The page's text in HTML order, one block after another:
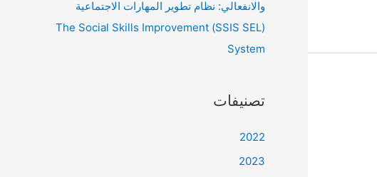
والانفعالي: نظام تطوير المهارات الاجتماعية
(SSIS SEL) The Social Skills Improvement
System
تصنيفات
2022
2023